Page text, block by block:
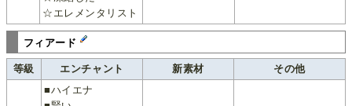
☆エレメンタリスト
フィアード
等級 エンチャント 新素材
その他
■ハイエナ